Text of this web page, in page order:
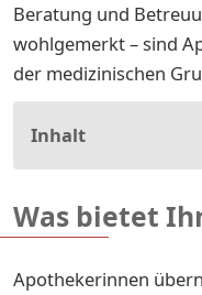
Beratung und
wohlgemerkt – sind
der medizinischen
Inhalt
Was bietet
Apothekerinnen